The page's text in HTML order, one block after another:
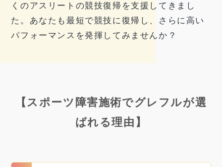
くのアスリートの競技復帰を支援してきまし
た。あなたも最短で競技に復帰し、さらに高い
パフォーマンスを発揮してみませんか？
【スポーツ障害施術でグレフルが選
ばれる理由】